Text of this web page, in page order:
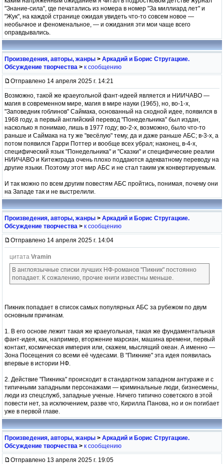
"Знание-сила", где печатались из номера в номер "За миллиард лет" и
"Жук", на каждой странице ожидая увидеть что-то совсем новое —
необычное и феноменальное, — и ожидания эти мои чаще всего
оправдывались.
Произведения, авторы, жанры > Аркадий и Борис Стругацкие.
Обсуждение творчества > к сообщению
Отправлено 14 апреля 2025 г. 14:21
Возможно, такой же краеугольной фант-идеей является и НИИЧАВО —
магия в современном мире, магия в мире науки (1965), но, во-1-х,
"Заповедник гоблинов" Саймака, основанный на сходной идее, появился в
1968 году, а первый английский перевод "Понедельника" был издан,
насколько я понимаю, лишь в 1977 году; во-2-х, возможно, было что-то
раньше и Саймака на ту же "весёлую" тему, да и даже раньше АБС; в-3-х, а
потом появился Гарри Поттер и вообще всех убрал; наконец, в-4-х,
специфический язык "Понедельника" и "Сказки" и специфические реалии
НИИЧАВО и Китежграда очень плохо поддаются адекватному переводу на
другие языки. Поэтому этот мир АБС и не стал таким уж конвертируемым.
И так можно по всем другим повестям АБС пройтись, понимая, почему они
на Западе так и не выстрелили.
Произведения, авторы, жанры > Аркадий и Борис Стругацкие.
Обсуждение творчества > к сообщению
Отправлено 14 апреля 2025 г. 14:04
цитата Vramin
В англоязычные списки лучших НФ-романов "Пикник" постоянно
попадает. К сожалению, прочие книги известны меньше.
Пикник попадает в список самых популярных АБС за рубежом по двум
основным причинам.
1. В его основе лежит такая же краеугольная, такая же фундаментальная
фант-идея, как, например, вторжение марсиан, машина времени, первый
контакт, космическая империя или, скажем, мыслящий океан. А именно —
Зона Посещения со всеми её чудесами. В "Пикнике" эта идея появилась
впервые в истории НФ.
2. Действие "Пикника" происходит в стандартном западном антураже и с
типичными западными персонажами — криминальные люди, бизнесмены,
люди из спецслужб, западные ученые. Ничего типично советского в этой
повести нет, за исключением, разве что, Кирилла Панова, но и он погибает
уже в первой главе.
Произведения, авторы, жанры > Аркадий и Борис Стругацкие.
Обсуждение творчества > к сообщению
Отправлено 13 апреля 2025 г. 19:05